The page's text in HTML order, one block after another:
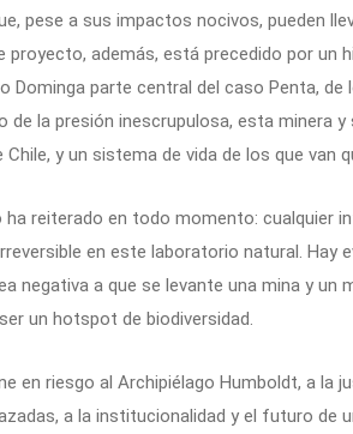
pese a sus impactos nocivos, pueden
proyecto, además, está precedido por un
Dominga parte central del caso Penta, de
de la presión inescrupulosa, esta minera
y un sistema de vida de los que van
reiterado en todo momento: cualquier
en este laboratorio natural. Hay
negativa a que se levante una mina y un
un hotspot de biodiversidad.
en riesgo al Archipiélago Humboldt, a la
a la institucionalidad y el futuro de